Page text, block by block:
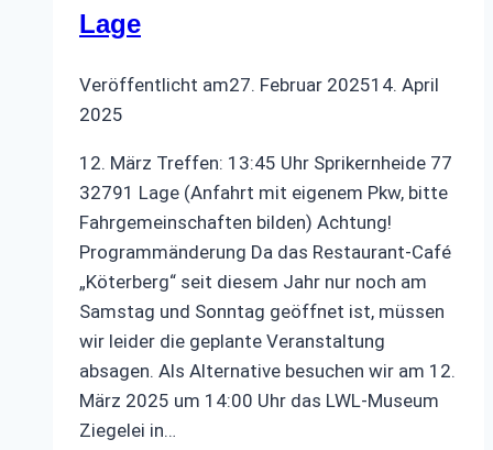
Lage
Veröffentlicht am27. Februar 202514. April
2025
12. März Treffen: 13:45 Uhr Sprikernheide 77
32791 Lage (Anfahrt mit eigenem Pkw, bitte
Fahrgemeinschaften bilden) Achtung!
Programmänderung Da das Restaurant-Café
„Köterberg“ seit diesem Jahr nur noch am
Samstag und Sonntag geöffnet ist, müssen
wir leider die geplante Veranstaltung
absagen. Als Alternative besuchen wir am 12.
März 2025 um 14:00 Uhr das LWL-Museum
Ziegelei in…